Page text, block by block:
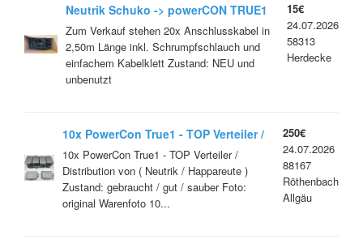
Neutrik Schuko -> powerCON TRUE1
Kabel 2,50m [Anschlusskabel]
Zum Verkauf stehen 20x Anschlusskabel in
2,50m Länge inkl. Schrumpfschlauch und
einfachem Kabelklett Zustand: NEU und
unbenutzt
15€
24.07.2026
58313
Herdecke
10x PowerCon True1 - TOP Verteiler /
Distribution von ( Neutrik /
Happareute )
10x PowerCon True1 - TOP Verteiler /
Distribution von ( Neutrik / Happareute )
Zustand: gebraucht / gut / sauber Foto:
original Warenfoto 10...
250€
24.07.2026
88167
Röthenbach
Allgäu